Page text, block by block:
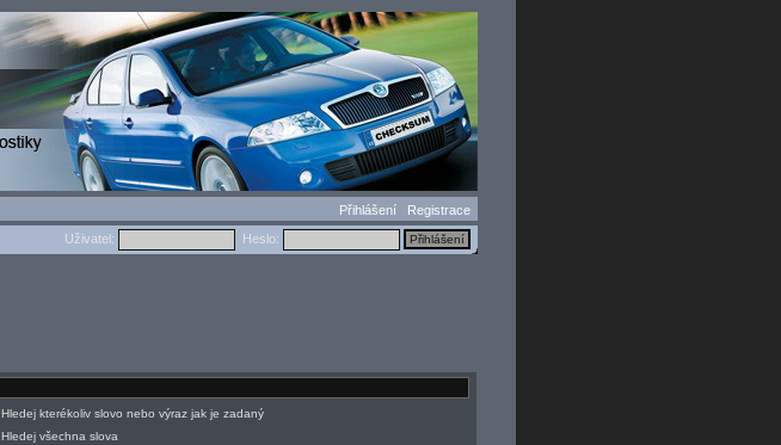
Přihlášení
Registrace
Uživatel:
Heslo:
Hledej kterékoliv slovo nebo výraz jak je zadaný
Hledej všechna slova